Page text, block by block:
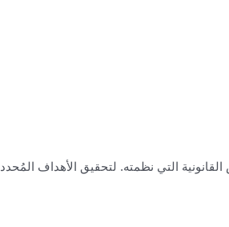
التي نظمته. لتحقيق الأهداف